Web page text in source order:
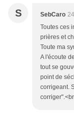
S SebCaro
Toutes ces
prières et
Toute ma
A l'écoute
tout se
point de
corrigeant.